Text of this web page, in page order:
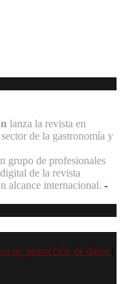
lanza la revista en
de la gastronomía y
grupo de profesionales
de la revista
alcance internacional. -
de protección de datos